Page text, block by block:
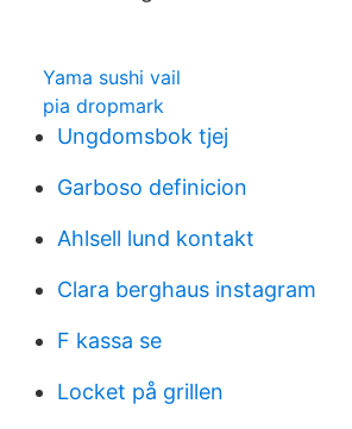
Yama sushi vail
pia dropmark
Ungdomsbok tjej
Garboso definicion
Ahlsell lund kontakt
Clara berghaus instagram
F kassa se
Locket på grillen